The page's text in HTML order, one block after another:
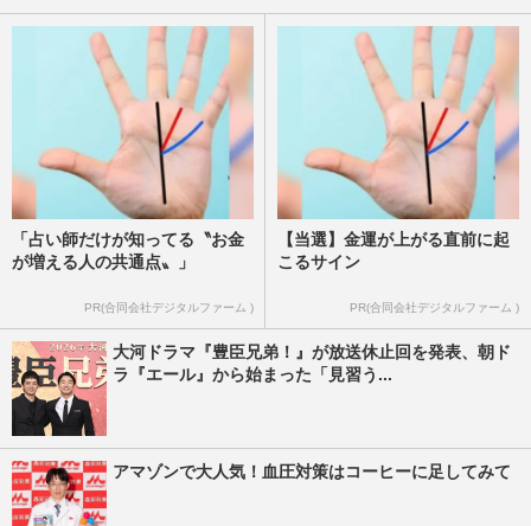
佑樹は「大賛成」引退後の…
週刊女性PRIME 2026/8/6
「占い師だけが知ってる〝お金
が増える人の共通点〟」
PR(合同会社デジタルファーム )
【当選】金運が上がる直前に起
こるサイン
PR(合同会社デジタルファーム )
大河ドラマ『豊臣兄弟！』が放送休止回を発表、朝ド
ラ『エール』から始まった「見習う...
アマゾンで大人気！血圧対策はコーヒーに足してみて